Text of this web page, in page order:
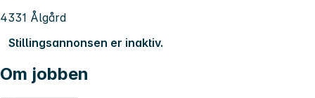
4331 Ålgård
Stillingsannonsen er inaktiv.
Om jobben